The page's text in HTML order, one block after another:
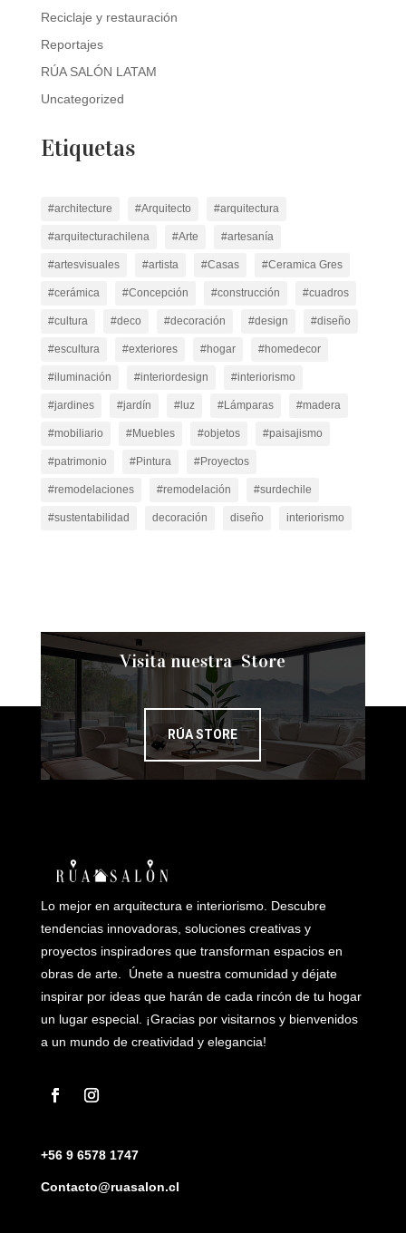
Reciclaje y restauración
Reportajes
RÚA SALÓN LATAM
Uncategorized
Etiquetas
#architecture #Arquitecto #arquitectura
#arquitecturachilena #Arte #artesanía
#artesvisuales #artista #Casas #Ceramica Gres
#cerámica #Concepción #construcción #cuadros
#cultura #deco #decoración #design #diseño
#escultura #exteriores #hogar #homedecor
#iluminación #interiordesign #interiorismo
#jardines #jardín #luz #Lámparas #madera
#mobiliario #Muebles #objetos #paisajismo
#patrimonio #Pintura #Proyectos
#remodelaciones #remodelación #surdechile
#sustentabilidad decoración diseño interiorismo
Visita nuestra Store
RÚA STORE
Lo mejor en arquitectura e interiorismo. Descubre
tendencias innovadoras, soluciones creativas y
proyectos inspiradores que transforman espacios en
obras de arte. Únete a nuestra comunidad y déjate
inspirar por ideas que harán de cada rincón de tu hogar
un lugar especial. ¡Gracias por visitarnos y bienvenidos
a un mundo de creatividad y elegancia!
+56 9 6578 1747
Contacto@ruasalon.cl